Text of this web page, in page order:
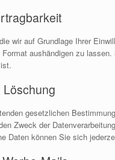
wir auf Grundlage Ihrer
aushändigen zu
gesetzlichen
Zweck der
Daten können Sie sich